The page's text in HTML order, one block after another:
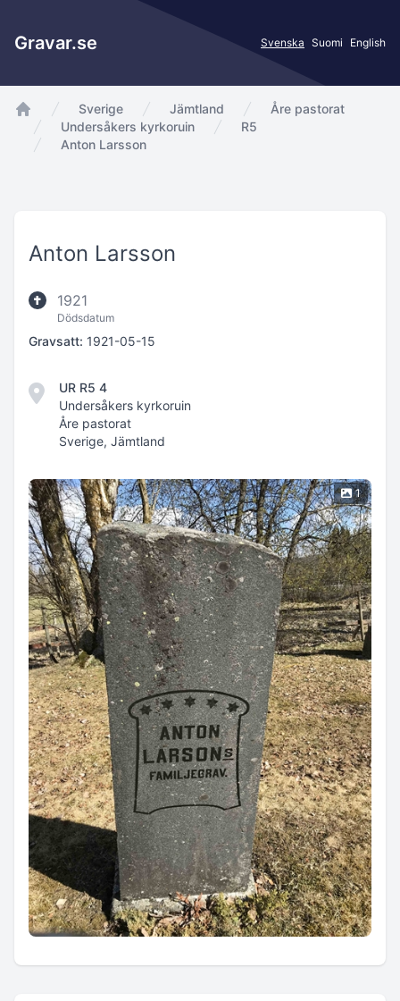
Gravar.se Svenska Suomi English
app.Start
Sverige Jämtland
Åre pastorat
Undersåkers kyrkoruin
R5
Anton Larsson
Anton Larsson
1921
Dödsdatum
Gravsatt: 1921-05-15
UR R5 4
Undersåkers kyrkoruin
Åre pastorat
Sverige, Jämtland
1